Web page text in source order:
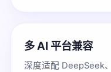
多 AI 平台兼容
深度适配 DeepSeek